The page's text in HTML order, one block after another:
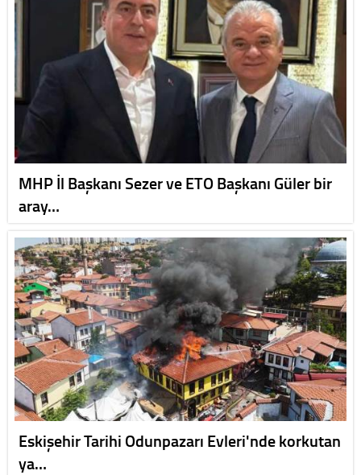
MHP İl Başkanı Sezer ve ETO Başkanı Güler bir
aray…
Eskişehir Tarihi Odunpazarı Evleri'nde korkutan
ya…